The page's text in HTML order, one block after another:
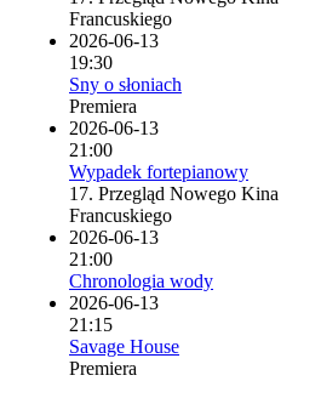
Francuskiego
2026-06-13
19:30
Sny o słoniach
Premiera
2026-06-13
21:00
Wypadek fortepianowy
17. Przegląd Nowego Kina
Francuskiego
2026-06-13
21:00
Chronologia wody
2026-06-13
21:15
Savage House
Premiera